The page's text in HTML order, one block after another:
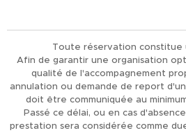
Toute réservation constitue
Afin de garantir une organisation
qualité de l'accompagnement
annulation ou demande de report
doit être communiquée au
Passé ce délai, ou en cas
prestation sera considérée comme